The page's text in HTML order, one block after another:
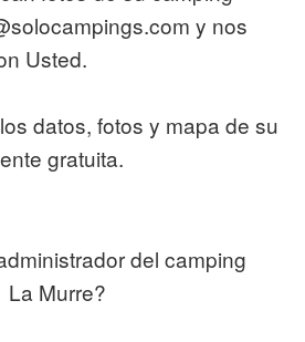
y nos
Usted.
datos, fotos y mapa de su
gratuita.
del camping
La Murre?